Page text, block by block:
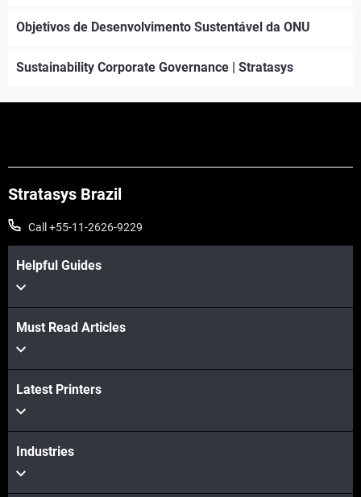
Objetivos de Desenvolvimento Sustentável da ONU
Veja mais
Sustainability Corporate Governance | Stratasys
Veja mais
Stratasys Brazil
Call +55-11-2626-9229
Helpful Guides
Must Read Articles
Latest Printers
Industries